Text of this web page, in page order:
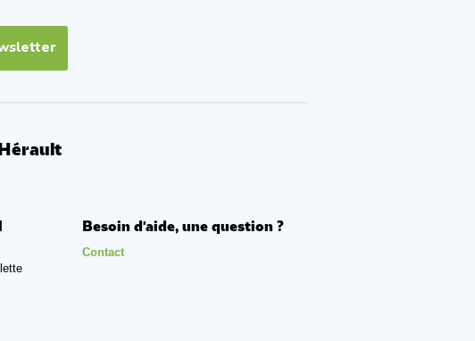
Besoin d'aide, une question ?
Contact